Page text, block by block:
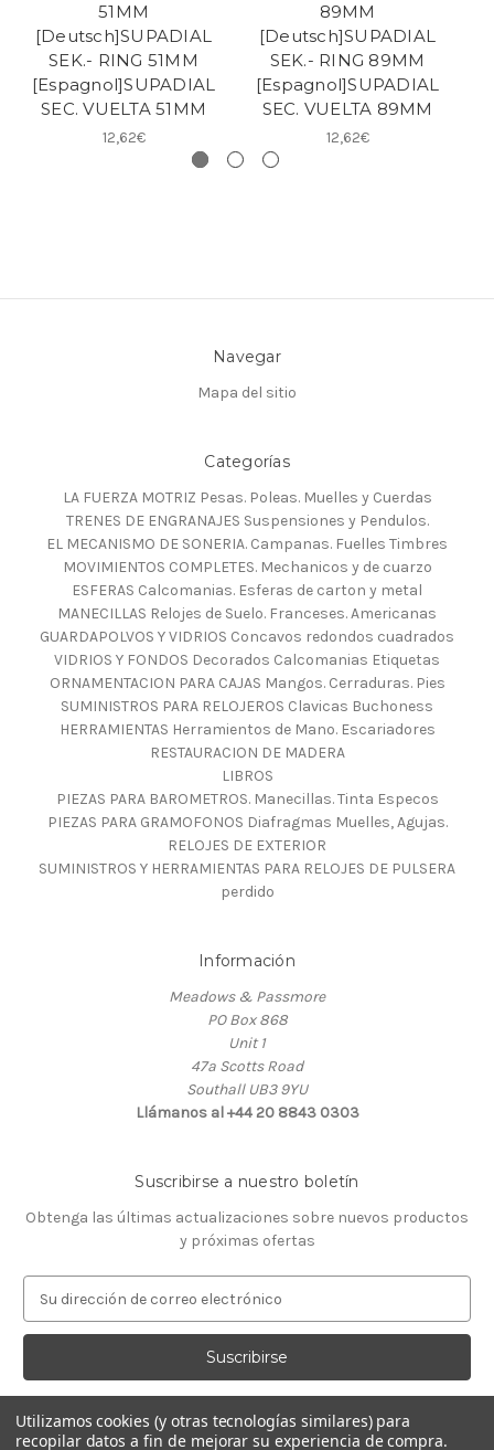
51MM
[Deutsch]SUPADIAL
SEK.- RING 51MM
[Espagnol]SUPADIAL
SEC. VUELTA 51MM
12,62€
89MM
[Deutsch]SUPADIAL
SEK.- RING 89MM
[Espagnol]SUPADIAL
SEC. VUELTA 89MM
12,62€
Navegar
Mapa del sitio
Categorías
LA FUERZA MOTRIZ Pesas. Poleas. Muelles y Cuerdas
TRENES DE ENGRANAJES Suspensiones y Pendulos.
EL MECANISMO DE SONERIA. Campanas. Fuelles Timbres
MOVIMIENTOS COMPLETES. Mechanicos y de cuarzo
ESFERAS Calcomanias. Esferas de carton y metal
MANECILLAS Relojes de Suelo. Franceses. Americanas
GUARDAPOLVOS Y VIDRIOS Concavos redondos cuadrados
VIDRIOS Y FONDOS Decorados Calcomanias Etiquetas
ORNAMENTACION PARA CAJAS Mangos. Cerraduras. Pies
SUMINISTROS PARA RELOJEROS Clavicas Buchoness
HERRAMIENTAS Herramientos de Mano. Escariadores
RESTAURACION DE MADERA
LIBROS
PIEZAS PARA BAROMETROS. Manecillas. Tinta Especos
PIEZAS PARA GRAMOFONOS Diafragmas Muelles, Agujas.
RELOJES DE EXTERIOR
SUMINISTROS Y HERRAMIENTAS PARA RELOJES DE PULSERA
perdido
Información
Meadows & Passmore
PO Box 868
Unit 1
47a Scotts Road
Southall UB3 9YU
Llámanos al +44 20 8843 0303
Suscribirse a nuestro boletín
Obtenga las últimas actualizaciones sobre nuevos productos
y próximas ofertas
r
c
i
Utilizamos cookies (y otras tecnologías similares) para
recopilar datos a fin de mejorar su experiencia de compra.